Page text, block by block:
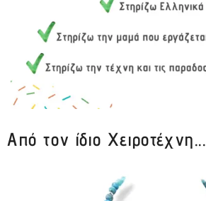
Από τον ίδιο Χειροτέχνη...